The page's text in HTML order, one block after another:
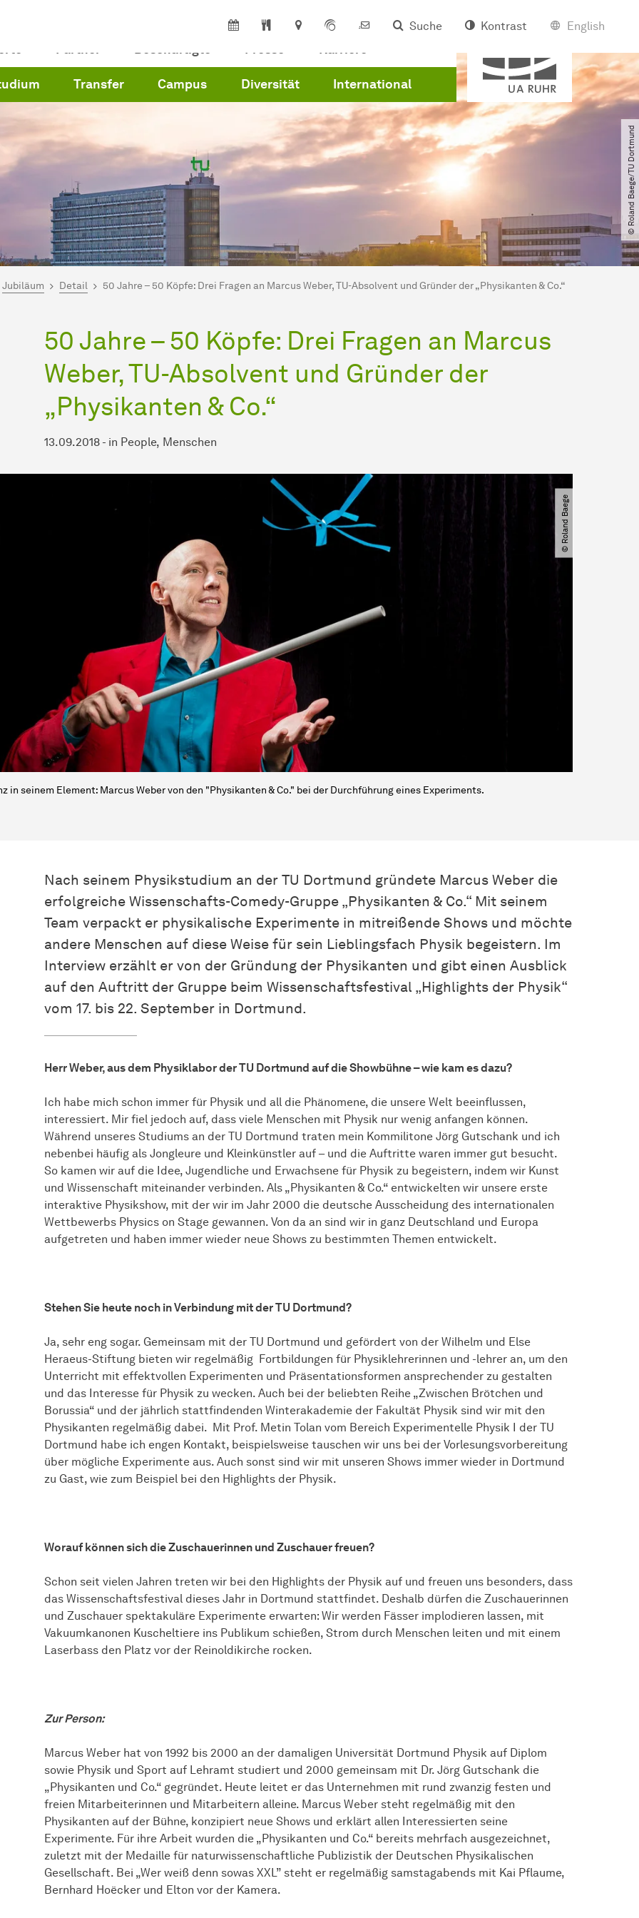
Suche Kontrast English
Partner Beschäftigte Presse Karriere
Transfer Campus Diversität International
© Roland Baege​/​TU Dortmund
hier:
Jubiläum Detail 50 Jahre – 50 Köpfe: Drei Fragen an Marcus Weber, TU-Absolvent und Gründer der „Physikanten & Co.“
50 Jahre – 50 Köpfe: Drei Fragen an Marcus
Weber, TU-Absolvent und Gründer der
„Physikanten & Co.“
13.09.2018 - in People Menschen
© Roland Baege
in seinem Element: Marcus Weber von den "Physikanten & Co." bei der Durchführung eines Experiments.
Nach seinem Physikstudium an der TU Dortmund gründete Marcus Weber die
erfolgreiche Wissenschafts-Comedy-Gruppe „Physikanten & Co.“ Mit seinem
Team verpackt er physikalische Experimente in mitreißende Shows und möchte
andere Menschen auf diese Weise für sein Lieblingsfach Physik begeistern. Im
Interview erzählt er von der Gründung der Physikanten und gibt einen Ausblick
auf den Auftritt der Gruppe beim Wissenschaftsfestival „Highlights der Physik“
vom 17. bis 22. September in Dortmund.
Herr Weber, aus dem Physiklabor der TU Dortmund auf die Showbühne – wie kam es dazu?
Ich habe mich schon immer für Physik und all die Phänomene, die unsere Welt beeinflussen,
interessiert. Mir fiel jedoch auf, dass viele Menschen mit Physik nur wenig anfangen können.
Während unseres Studiums an der TU Dortmund traten mein Kommilitone Jörg Gutschank und ich
nebenbei häufig als Jongleure und Kleinkünstler auf – und die Auftritte waren immer gut besucht.
So kamen wir auf die Idee, Jugendliche und Erwachsene für Physik zu begeistern, indem wir Kunst
und Wissenschaft miteinander verbinden. Als „Physikanten & Co.“ entwickelten wir unsere erste
interaktive Physikshow, mit der wir im Jahr 2000 die deutsche Ausscheidung des internationalen
Wettbewerbs Physics on Stage gewannen. Von da an sind wir in ganz Deutschland und Europa
aufgetreten und haben immer wieder neue Shows zu bestimmten Themen entwickelt.
Stehen Sie heute noch in Verbindung mit der TU Dortmund?
Ja, sehr eng sogar. Gemeinsam mit der TU Dortmund und gefördert von der Wilhelm und Else
Heraeus-Stiftung bieten wir regelmäßig Fortbildungen für Physiklehrerinnen und -lehrer an, um den
Unterricht mit effektvollen Experimenten und Präsentationsformen ansprechender zu gestalten
und das Interesse für Physik zu wecken. Auch bei der beliebten Reihe „Zwischen Brötchen und
Borussia“ und der jährlich stattfindenden Winterakademie der Fakultät Physik sind wir mit den
Physikanten regelmäßig dabei. Mit Prof. Metin Tolan vom Bereich Experimentelle Physik I der TU
Dortmund habe ich engen Kontakt, beispielsweise tauschen wir uns bei der Vorlesungsvorbereitung
über mögliche Experimente aus. Auch sonst sind wir mit unseren Shows immer wieder in Dortmund
zu Gast, wie zum Beispiel bei den Highlights der Physik.
Worauf können sich die Zuschauerinnen und Zuschauer freuen?
Schon seit vielen Jahren treten wir bei den Highlights der Physik auf und freuen uns besonders, dass
das Wissenschaftsfestival dieses Jahr in Dortmund stattfindet. Deshalb dürfen die Zuschauerinnen
und Zuschauer spektakuläre Experimente erwarten: Wir werden Fässer implodieren lassen, mit
Vakuumkanonen Kuscheltiere ins Publikum schießen, Strom durch Menschen leiten und mit einem
Laserbass den Platz vor der Reinoldikirche rocken.
Zur Person:
Marcus Weber hat von 1992 bis 2000 an der damaligen Universität Dortmund Physik auf Diplom
sowie Physik und Sport auf Lehramt studiert und 2000 gemeinsam mit Dr. Jörg Gutschank die
„Physikanten und Co.“ gegründet. Heute leitet er das Unternehmen mit rund zwanzig festen und
freien Mitarbeiterinnen und Mitarbeitern alleine. Marcus Weber steht regelmäßig mit den
Physikanten auf der Bühne, konzipiert neue Shows und erklärt allen Interessierten seine
Experimente. Für ihre Arbeit wurden die „Physikanten und Co.“ bereits mehrfach ausgezeichnet,
zuletzt mit der Medaille für naturwissenschaftliche Publizistik der Deutschen Physikalischen
Gesellschaft. Bei „Wer weiß denn sowas XXL” steht er regelmäßig samstagabends mit Kai Pflaume,
Bernhard Hoëcker und Elton vor der Kamera.